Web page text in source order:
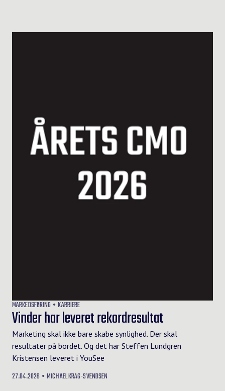
MARKEDSFØRING KARRIERE
Vinder har leveret rekordresultat
Marketing skal ikke bare skabe synlighed. Der skal
resultater på bordet. Og det har Steffen Lundgren
Kristensen leveret i YouSee
27.04.2026 MICHAEL KRAG-SVENDSEN